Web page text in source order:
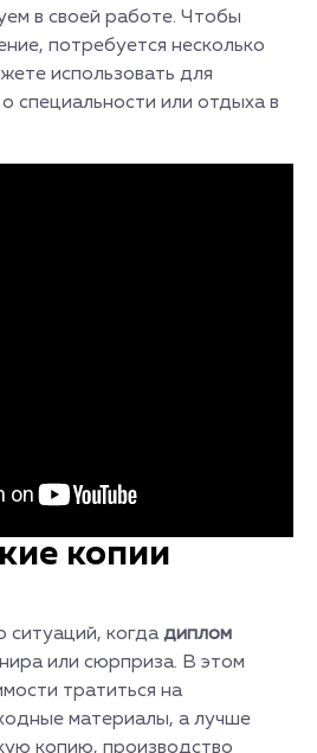
в своей работе. Чтобы
потребуется несколько
использовать для
специальности или отдыха в
копии
ситуаций, когдадиплом
или сюрприза. В этом
тратиться на
материалы, а лучше
копию, производство